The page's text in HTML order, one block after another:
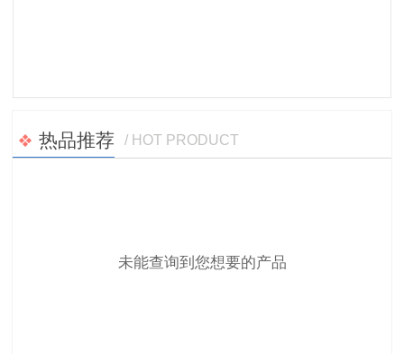
热品推荐 / HOT PRODUCT
未能查询到您想要的产品